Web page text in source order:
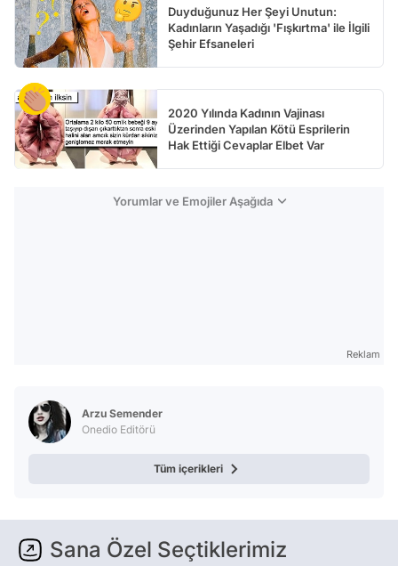
Duyduğunuz Her Şeyi Unutun:
Kadınların Yaşadığı 'Fışkırtma' ile İlgili
Şehir Efsaneleri
2020 Yılında Kadının Vajinası
Üzerinden Yapılan Kötü Esprilerin
Hak Ettiği Cevaplar Elbet Var
Yorumlar ve Emojiler Aşağıda
Reklam
Arzu Semender
Onedio Editörü
Tüm içerikleri
Sana Özel Seçtiklerimiz